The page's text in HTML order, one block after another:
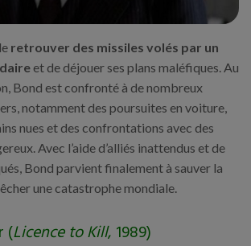
retrouver des missiles volés par un
et de déjouer ses plans maléfiques. Au
Bond est confronté à de nombreux
notamment des poursuites en voiture,
nues et des confrontations avec des
Avec l’aide d’alliés inattendus et de
Bond parvient finalement à sauver la
une catastrophe mondiale.
(Licence to Kill, 1989)